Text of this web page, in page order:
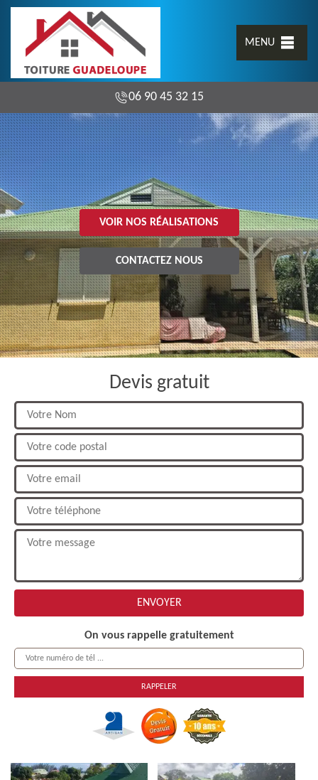
MENU
06 90 45 32 15
VOIR NOS RÉALISATIONS
CONTACTEZ NOUS
Devis gratuit
On vous rappelle gratuitement